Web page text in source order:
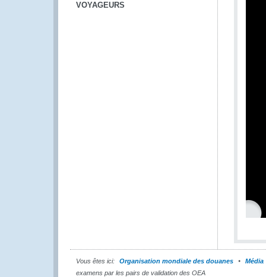
VOYAGEURS
Vous êtes ici: Organisation mondiale des douanes
Média
examens par les pairs de validation des OEA